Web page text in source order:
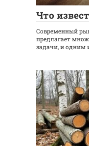
Что
Современный
предлагает
задачи, и одним